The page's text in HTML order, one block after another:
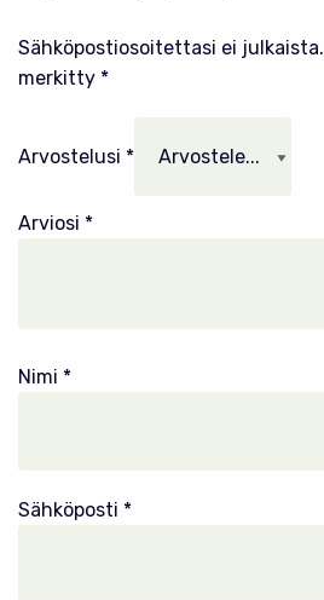
Sähköpostiosoitettasi ei julkaista.
merkitty *
Arvostelusi *
Arviosi *
Nimi *
Sähköposti *